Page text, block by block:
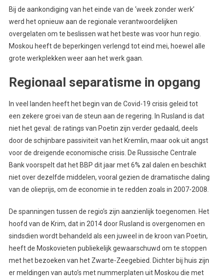
Bij de aankondiging van het einde van de ‘week zonder werk’
werd het opnieuw aan de regionale verantwoordelijken
overgelaten om te beslissen wat het beste was voor hun regio.
Moskou heeft de beperkingen verlengd tot eind mei, hoewel alle
grote werkplekken weer aan het werk gaan.
Regionaal separatisme in opgang
In veel landen heeft het begin van de Covid-19 crisis geleid tot
een zekere groei van de steun aan de regering. In Rusland is dat
niet het geval: de ratings van Poetin zijn verder gedaald, deels
door de schijnbare passiviteit van het Kremlin, maar ook uit angst
voor de dreigende economische crisis. De Russische Centrale
Bank voorspelt dat het BBP dit jaar met 6% zal dalen en beschikt
niet over dezelfde middelen, vooral gezien de dramatische daling
van de olieprijs, om de economie in te redden zoals in 2007-2008.
De spanningen tussen de regio’s zijn aanzienlijk toegenomen. Het
hoofd van de Krim, dat in 2014 door Rusland is overgenomen en
sindsdien wordt behandeld als een juweel in de kroon van Poetin,
heeft de Moskovieten publiekelijk gewaarschuwd om te stoppen
met het bezoeken van het Zwarte-Zeegebied. Dichter bij huis zijn
er meldingen van auto’s met nummerplaten uit Moskou die met